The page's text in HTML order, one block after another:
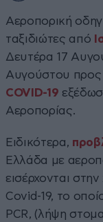
Αεροπορική
ταξιδιώτες από
Δευτέρα 17
Αυγούστου προς
COVID-19
Αεροπορίας.
Ειδικότερα,
Ελλάδα με
εισέρχονται
Covid-19, το
PCR, (λήψη